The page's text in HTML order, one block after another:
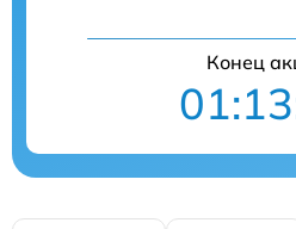
Конец